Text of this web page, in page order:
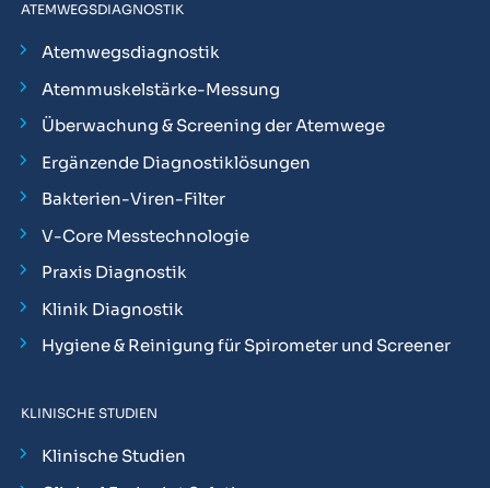
ATEMWEGSDIAGNOSTIK
Atemwegsdiagnostik
Atemmuskelstärke-Messung
Überwachung & Screening der Atemwege
Ergänzende Diagnostiklösungen
Bakterien-Viren-Filter
V-Core Messtechnologie
Praxis Diagnostik
Klinik Diagnostik
Hygiene & Reinigung für Spirometer und Screener
KLINISCHE STUDIEN
Klinische Studien